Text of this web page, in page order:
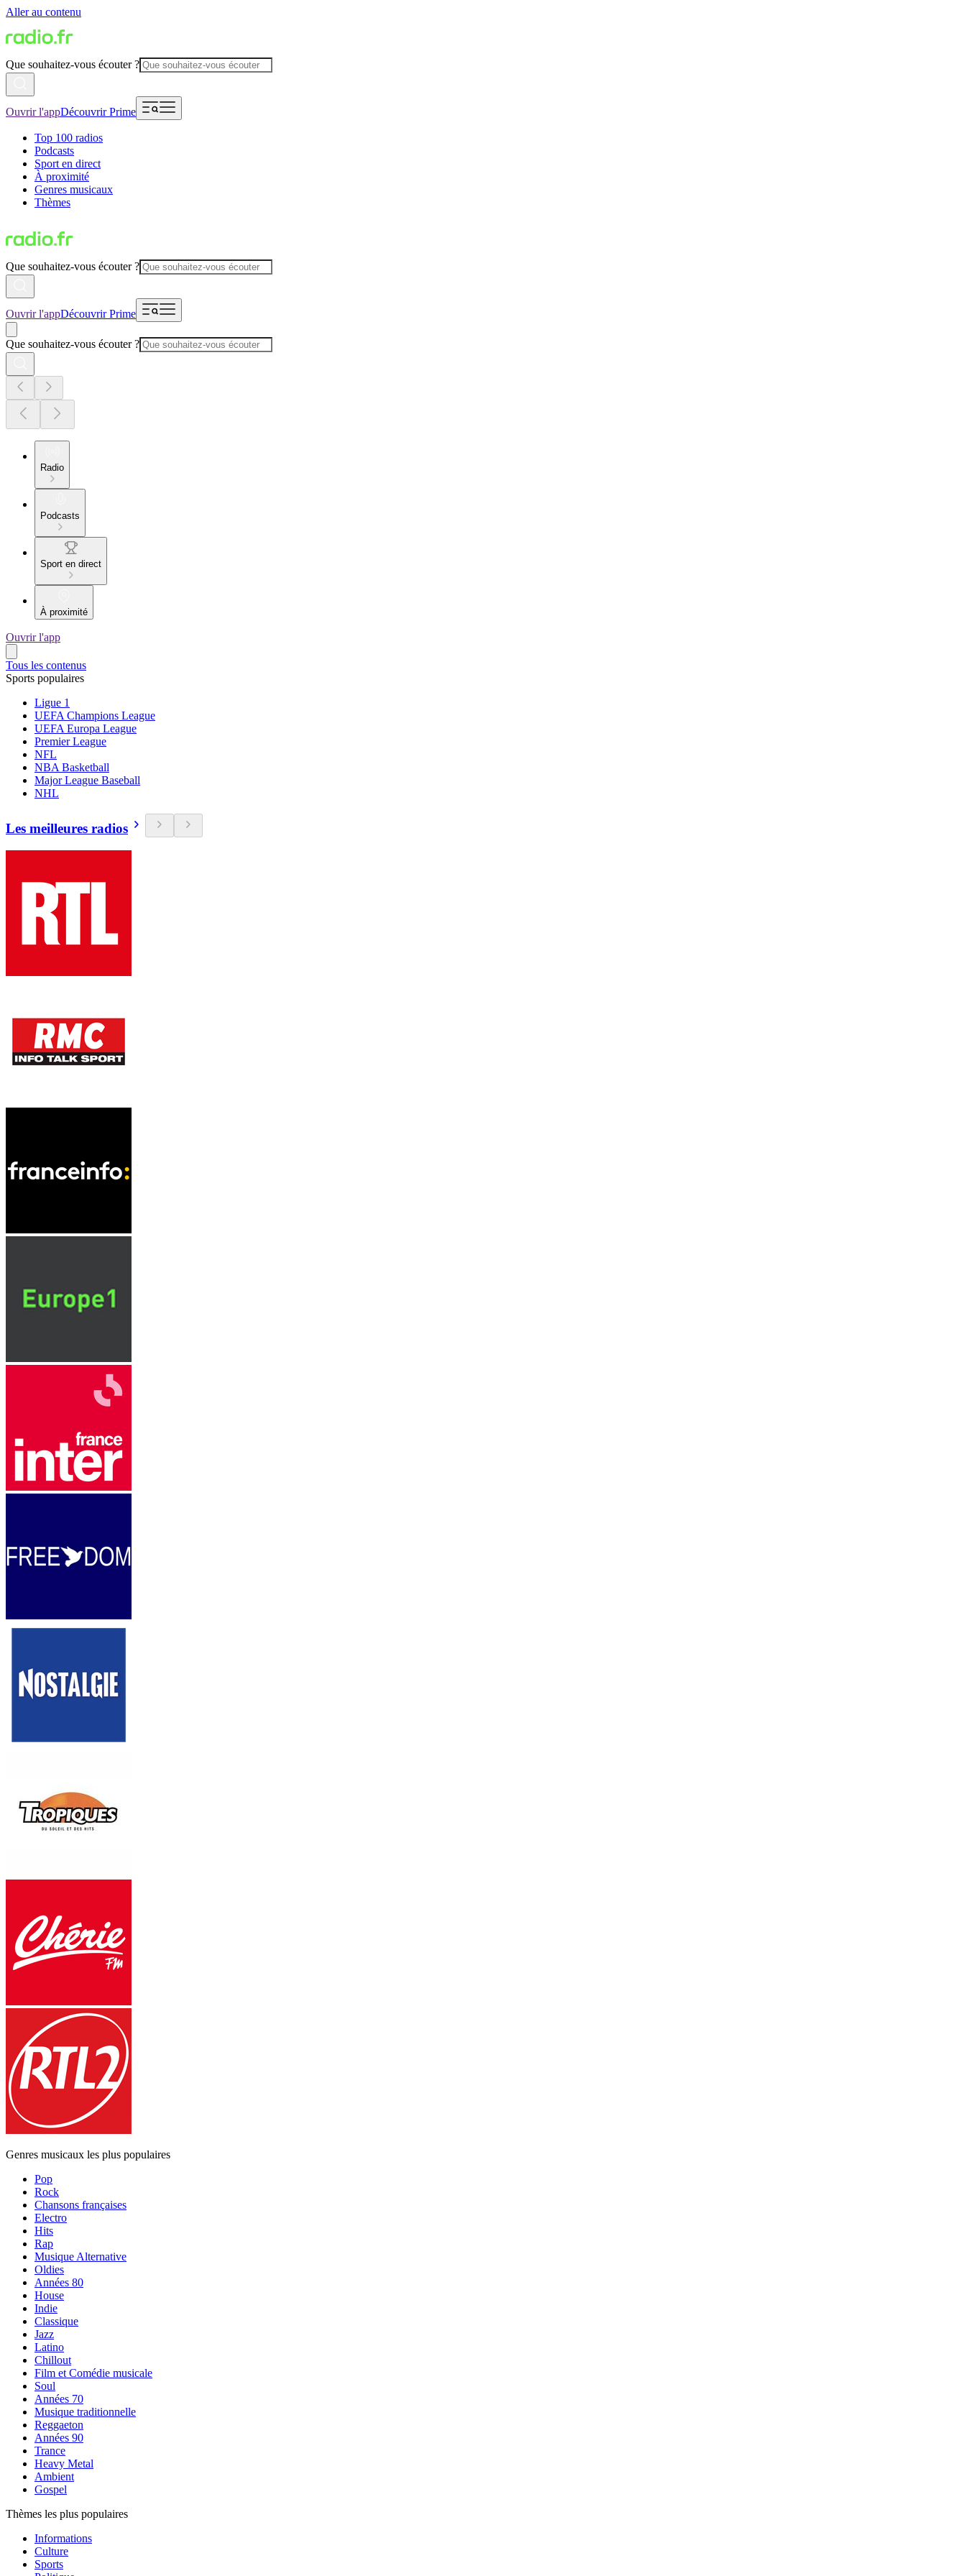
Aller au contenu
Que souhaitez-vous écouter ?
Ouvrir l'appDécouvrir Prime
Top 100 radios
Podcasts
Sport en direct
À proximité
Genres musicaux
Thèmes
Que souhaitez-vous écouter ?
Ouvrir l'appDécouvrir Prime
Que souhaitez-vous écouter ?
Radio
Podcasts
Sport en direct
À proximité
Ouvrir l'app
Tous les contenus
Sports populaires
Ligue 1
UEFA Champions League
UEFA Europa League
Premier League
NFL
NBA Basketball
Major League Baseball
NHL
Les meilleures radios
Genres musicaux les plus populaires
Pop
Rock
Chansons françaises
Electro
Hits
Rap
Musique Alternative
Oldies
Années 80
House
Indie
Classique
Jazz
Latino
Chillout
Film et Comédie musicale
Soul
Années 70
Musique traditionnelle
Reggaeton
Années 90
Trance
Heavy Metal
Ambient
Gospel
Thèmes les plus populaires
Informations
Culture
Sports